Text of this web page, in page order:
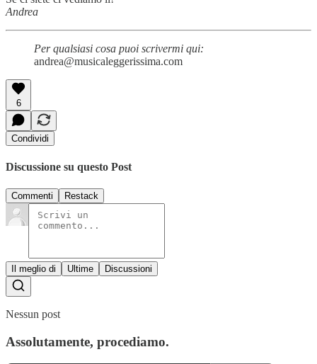
Andrea
Per qualsiasi cosa puoi scrivermi qui:
andrea@musicaleggerissima.com
6
Condividi
Discussione su questo Post
Commenti Restack
Il meglio di Ultime Discussioni
Nessun post
Assolutamente, procediamo.